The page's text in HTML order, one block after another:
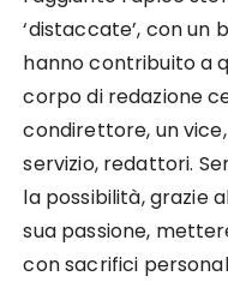
‘distaccate’, con un
hanno contribuito a
corpo di redazione
condirettore, un
servizio, redattori.
la possibilità, grazie
sua passione,
con sacrifici